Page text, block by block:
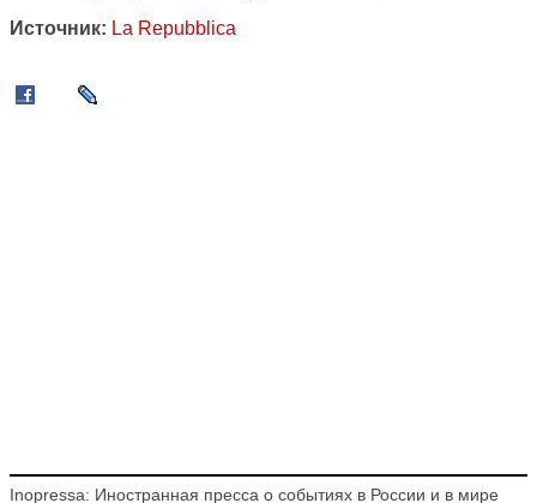
Источник: La Repubblica
Inopressa: Иностранная пресса о событиях в России и в мире